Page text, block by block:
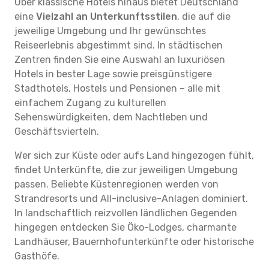
eine Vielzahl an Unterkunftsstilen, die auf die
jeweilige Umgebung und Ihr gewünschtes
Reiseerlebnis abgestimmt sind. In städtischen
Zentren finden Sie eine Auswahl an luxuriösen
Hotels in bester Lage sowie preisgünstigere
Stadthotels, Hostels und Pensionen – alle mit
einfachem Zugang zu kulturellen
Sehenswürdigkeiten, dem Nachtleben und
Geschäftsvierteln.
Wer sich zur Küste oder aufs Land hingezogen fühlt,
findet Unterkünfte, die zur jeweiligen Umgebung
passen. Beliebte Küstenregionen werden von
Strandresorts und All-inclusive-Anlagen dominiert.
In landschaftlich reizvollen ländlichen Gegenden
hingegen entdecken Sie Öko-Lodges, charmante
Landhäuser, Bauernhofunterkünfte oder historische
Gasthöfe.